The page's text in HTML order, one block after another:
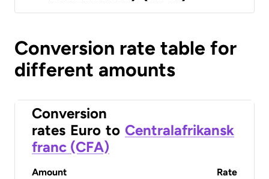
Conversion rate table for
different amounts
Conversion
rates Euro to Centralafrikansk
franc (CFA)
Amount Rate